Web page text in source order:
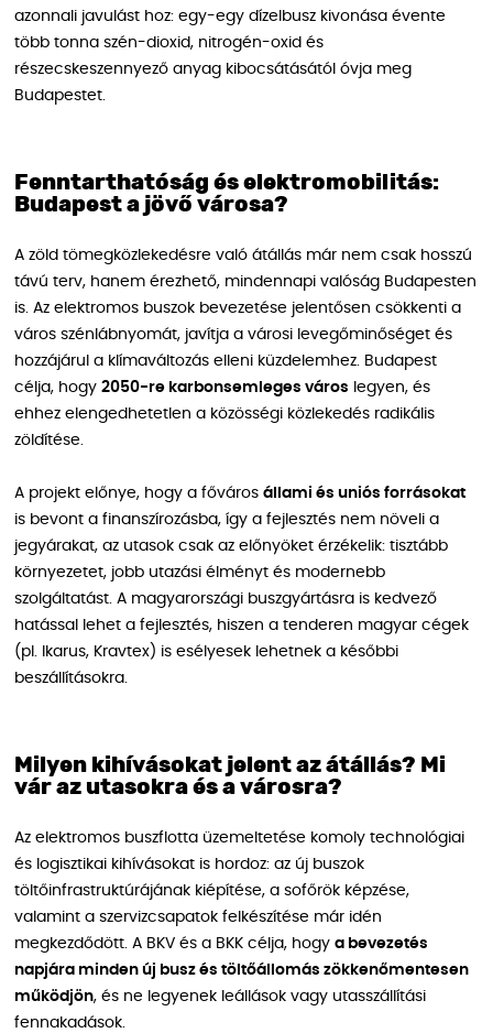
azonnali javulást hoz: egy-egy dízelbusz kivonása évente
több tonna szén-dioxid, nitrogén-oxid és
részecskeszennyező anyag kibocsátásától óvja meg
Budapestet.
Fenntarthatóság és elektromobilitás:
Budapest a jövő városa?
A zöld tömegközlekedésre való átállás már nem csak hosszú
távú terv, hanem érezhető, mindennapi valóság Budapesten
is. Az elektromos buszok bevezetése jelentősen csökkenti a
város szénlábnyomát, javítja a városi levegőminőséget és
hozzájárul a klímaváltozás elleni küzdelemhez. Budapest
célja, hogy 2050-re karbonsemleges város legyen, és
ehhez elengedhetetlen a közösségi közlekedés radikális
zöldítése.
A projekt előnye, hogy a főváros állami és uniós forrásokat
is bevont a finanszírozásba, így a fejlesztés nem növeli a
jegyárakat, az utasok csak az előnyöket érzékelik: tisztább
környezetet, jobb utazási élményt és modernebb
szolgáltatást. A magyarországi buszgyártásra is kedvező
hatással lehet a fejlesztés, hiszen a tenderen magyar cégek
(pl. Ikarus, Kravtex) is esélyesek lehetnek a későbbi
beszállításokra.
Milyen kihívásokat jelent az átállás? Mi
vár az utasokra és a városra?
Az elektromos buszflotta üzemeltetése komoly technológiai
és logisztikai kihívásokat is hordoz: az új buszok
töltőinfrastruktúrájának kiépítése, a sofőrök képzése,
valamint a szervizcsapatok felkészítése már idén
megkezdődött. A BKV és a BKK célja, hogy a bevezetés
napjára minden új busz és töltőállomás zökkenőmentesen
működjön, és ne legyenek leállások vagy utasszállítási
fennakadások.